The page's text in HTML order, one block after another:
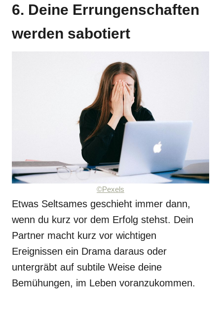
6. Deine Errungenschaften
werden sabotiert
©Pexels
Etwas Seltsames geschieht immer dann,
wenn du kurz vor dem Erfolg stehst. Dein
Partner macht kurz vor wichtigen
Ereignissen ein Drama daraus oder
untergräbt auf subtile Weise deine
Bemühungen, im Leben voranzukommen.